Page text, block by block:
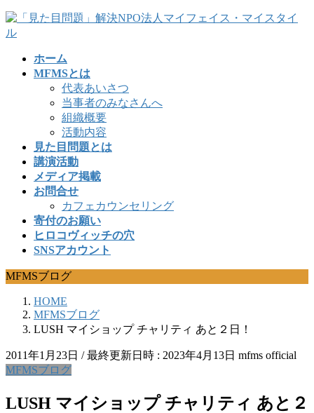
コ
ン
ナ
ビ
ホーム
MFMSとは
代表あいさつ
当事者のみなさんへ
組織概要
活動内容
見た目問題とは
講演活動
メディア掲載
お問合せ
カフェカウンセリング
寄付のお願い
ヒロコヴィッチの穴
SNSアカウント
MFMSブログ
HOME
MFMSブログ
LUSH マイショップ チャリティ あと２日！
2011年1月23日 / 最終更新日時 : 2023年4月13日 mfms official
MFMSブログ
LUSH マイショップ チャリティ あと２